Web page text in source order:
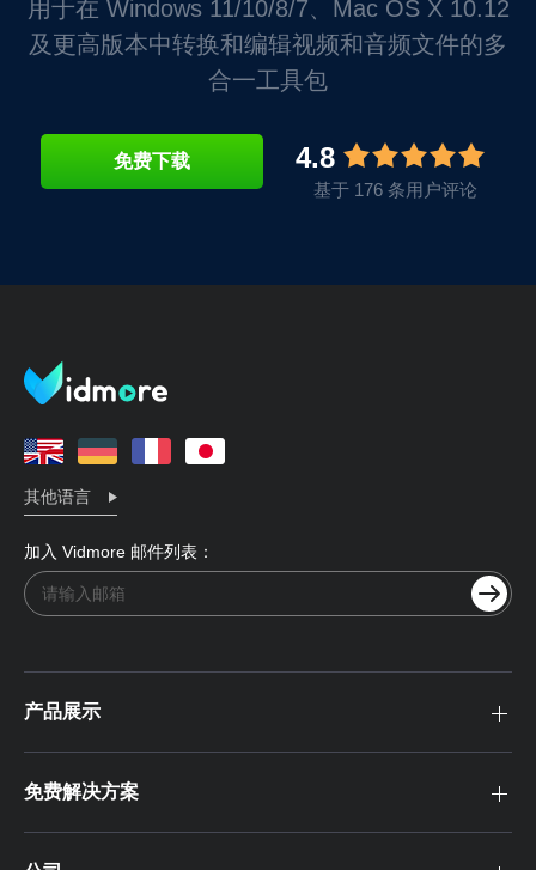
用于在 Windows 11/10/8/7、Mac OS X 10.12
及更高版本中转换和编辑视频和音频文件的多
合一工具包
免费下载 4.8
基于 176 条用户评论
其他语言
加入 Vidmore 邮件列表：
产品展示
免费解决方案